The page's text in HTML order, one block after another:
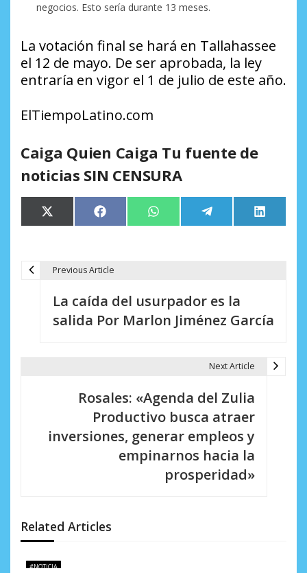
negocios. Esto sería durante 13 meses.
La votación final se hará en Tallahassee
el 12 de mayo. De ser aprobada, la ley
entraría en vigor el 1 de julio de este año.
ElTiempoLatino.com
Caiga Quien Caiga Tu fuente de
noticias SIN CENSURA
Compartir
en
X
(Twitter)
Compartir
en
Facebook Compartir
en
WhatsApp Compartir
en
Telegram
en
LinkedIn
d
Previous Article
La caída del usurpador es la
salida Por Marlon Jiménez García
Next Article
Rosales: «Agenda del Zulia
Productivo busca atraer
inversiones, generar empleos y
empinarnos hacia la
prosperidad»
Related Articles
#NOTICIA